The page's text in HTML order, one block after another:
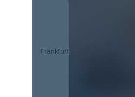
Frankfurt